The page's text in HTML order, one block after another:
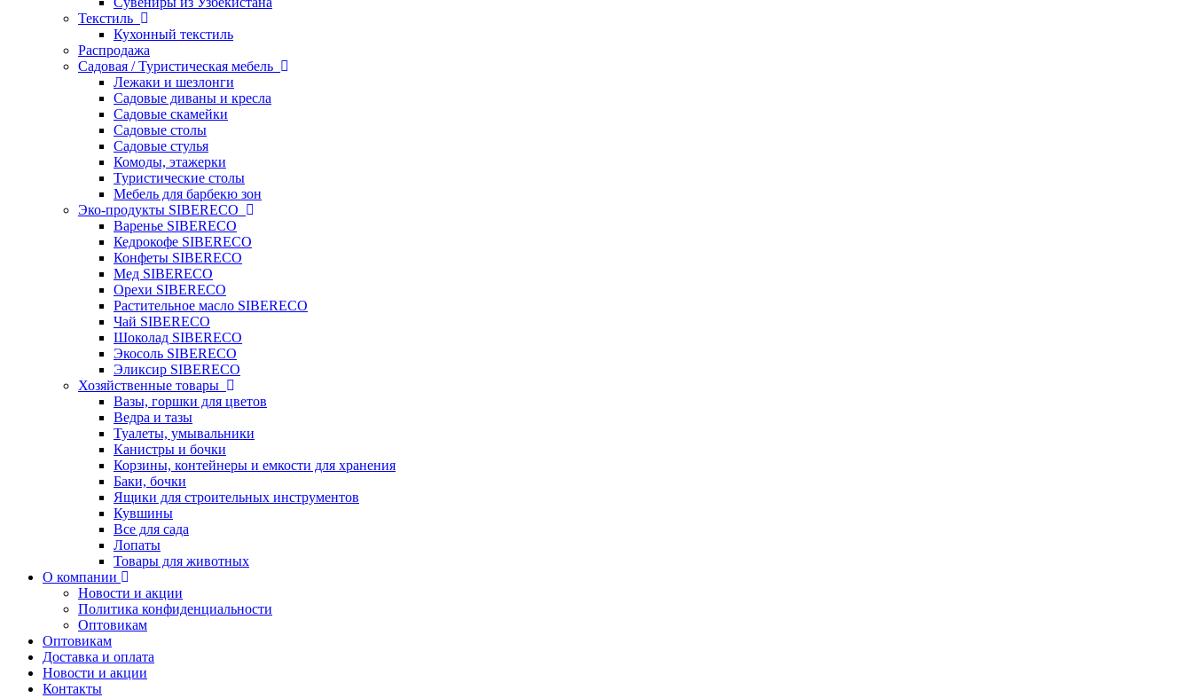
Текстиль
Кухонный текстиль
Распродажа
Садовая / Туристическая мебель
Лежаки и шезлонги
Садовые диваны и кресла
Садовые скамейки
Садовые столы
Садовые стулья
Комоды, этажерки
Туристические столы
Мебель для барбекю зон
Эко-продукты SIBERECO
Варенье SIBERECO
Кедрокофе SIBERECO
Конфеты SIBERECO
Мед SIBERECO
Орехи SIBERECO
Растительное масло SIBERECO
Чай SIBERECO
Шоколад SIBERECO
Экосоль SIBERECO
Эликсир SIBERECO
Хозяйственные товары
Вазы, горшки для цветов
Ведра и тазы
Туалеты, умывальники
Канистры и бочки
Корзины, контейнеры и емкости для хранения
Баки, бочки
Ящики для строительных инструментов
Кувшины
Все для сада
Лопаты
Товары для животных
О компании
Новости и акции
Политика конфиденциальности
Оптовикам
Оптовикам
Доставка и оплата
Новости и акции
Контакты